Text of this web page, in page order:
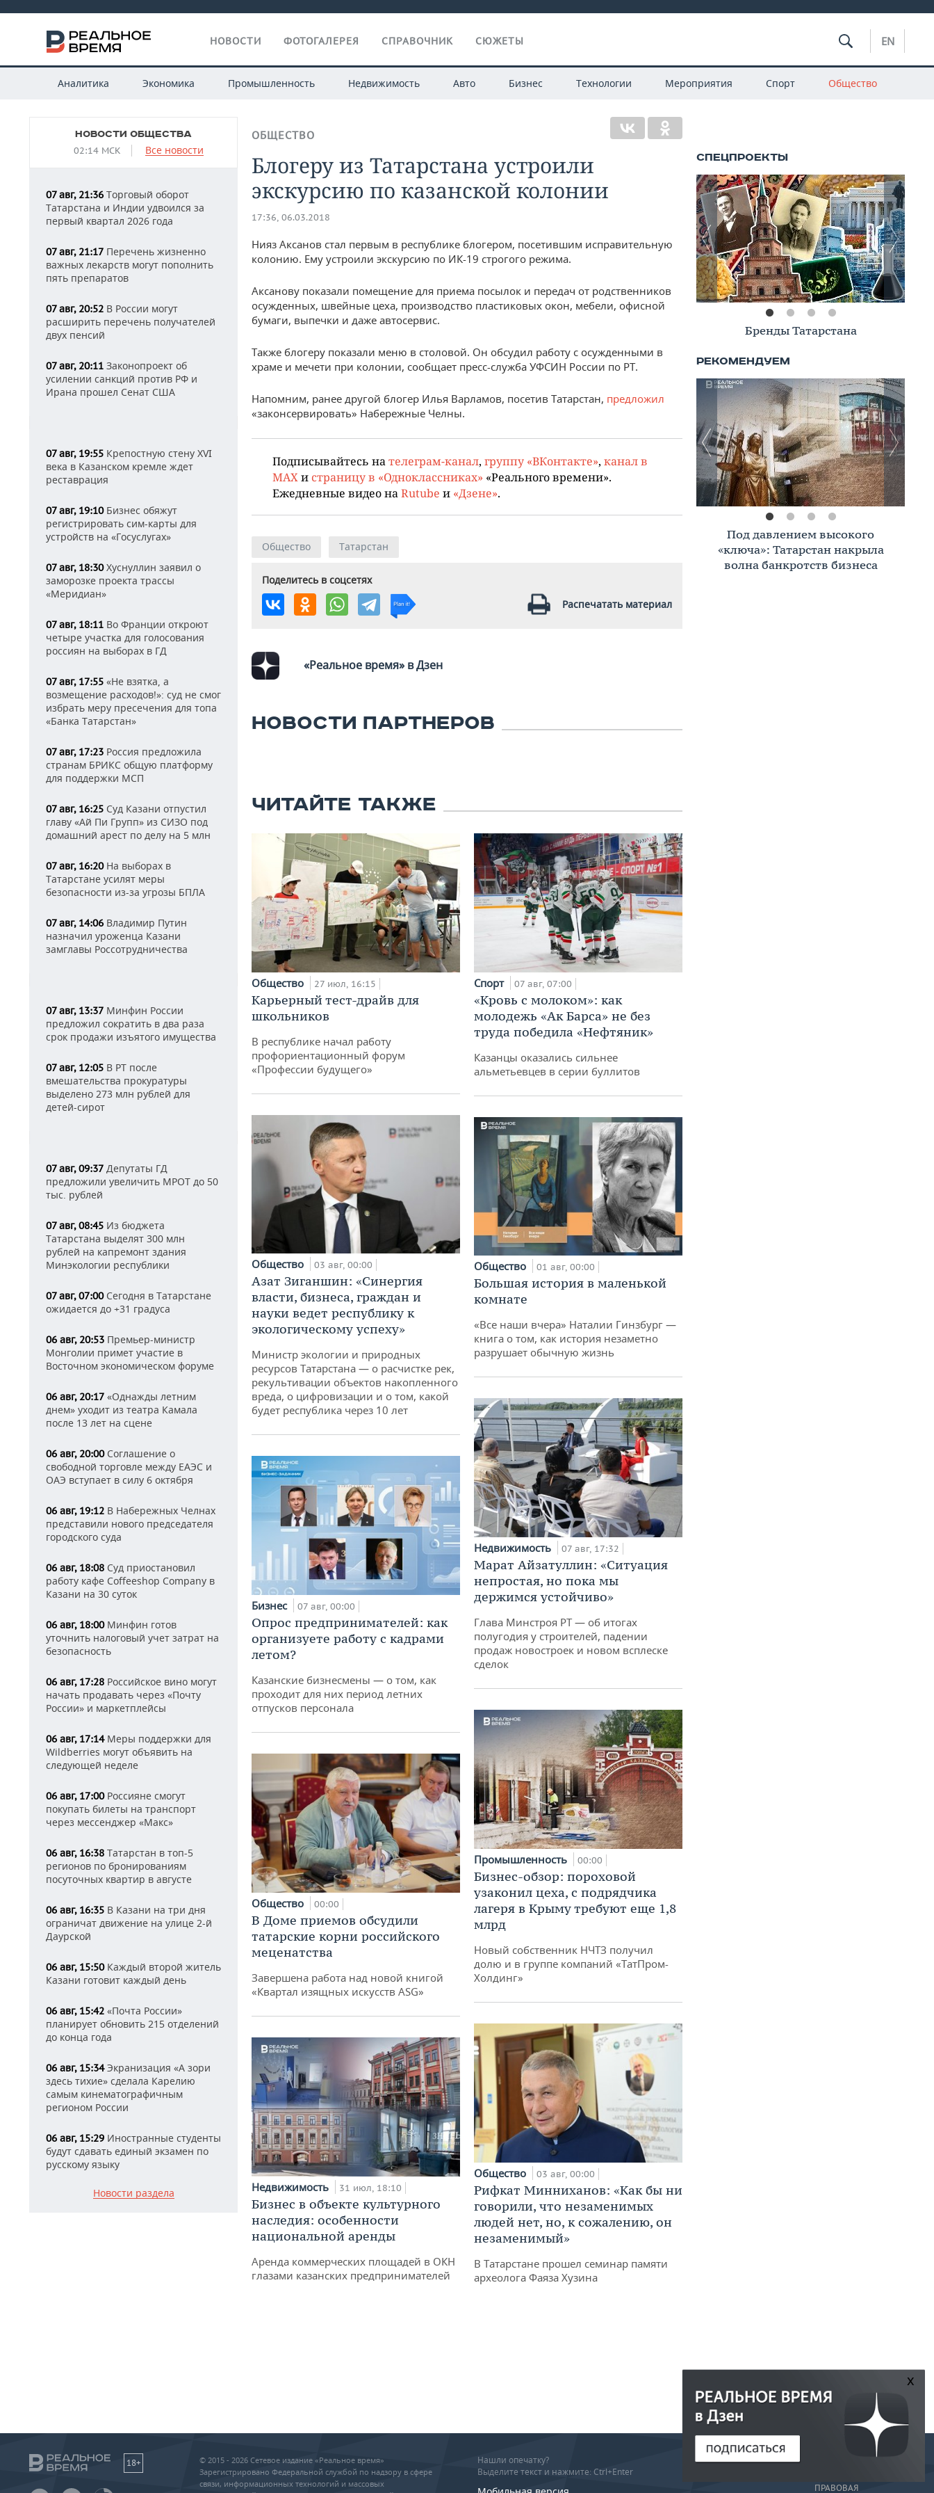
НОВОСТИ ФОТОГАЛЕРЕЯ СПРАВОЧНИК СЮЖЕТЫ EN
Аналитика Экономика Промышленность Недвижимость Авто Бизнес Технологии Мероприятия Спорт Общество
НОВОСТИ ОБЩЕСТВА
02:14 МСК Все новости
07 авг, 21:36 Торговый оборот
Татарстана и Индии удвоился за
первый квартал 2026 года
07 авг, 21:17 Перечень жизненно
важных лекарств могут пополнить
пять препаратов
07 авг, 20:52 В России могут
расширить перечень получателей
двух пенсий
07 авг, 20:11 Законопроект об
усилении санкций против РФ и
Ирана прошел Сенат США
07 авг, 19:55 Крепостную стену XVI
века в Казанском кремле ждет
реставрация
07 авг, 19:10Бизнес обяжут
регистрировать сим-карты для
устройств на «Госуслугах»
07 авг, 18:30Хуснуллин заявил о
заморозке проекта трассы
«Меридиан»
07 авг, 18:11 Во Франции откроют
четыре участка для голосования
россиян на выборах в ГД
07 авг, 17:55 «Не взятка, а
возмещение расходов!»: суд не смог
избрать меру пресечения для топа
«Банка Татарстан»
07 авг, 17:23 Россия предложила
странам БРИКС общую платформу
для поддержки МСП
07 авг, 16:25 Суд Казани отпустил
главу «Ай Пи Групп» из СИЗО под
домашний арест по делу на 5 млн
07 авг, 16:20На выборах в
Татарстане усилят меры
безопасности из-за угрозы БПЛА
07 авг, 14:06 Владимир Путин
назначил уроженца Казани
замглавы Россотрудничества
07 авг, 13:37 Минфин России
предложил сократить в два раза
срок продажи изъятого имущества
07 авг, 12:05 В РТ после
вмешательства прокуратуры
выделено 273 млн рублей для
детей-сирот
07 авг, 09:37 Депутаты ГД
предложили увеличить МРОТ до 50
тыс. рублей
07 авг, 08:45 Из бюджета
Татарстана выделят 300 млн
рублей на капремонт здания
Минэкологии республики
07 авг, 07:00Сегодня в Татарстане
ожидается до +31 градуса
06 авг, 20:53 Премьер-министр
Монголии примет участие в
Восточном экономическом форуме
06 авг, 20:17 «Однажды летним
днем» уходит из театра Камала
после 13 лет на сцене
06 авг, 20:00Соглашение о
свободной торговле между ЕАЭС и
ОАЭ вступает в силу 6 октября
06 авг, 19:12 В Набережных Челнах
представили нового председателя
городского суда
06 авг, 18:08 Суд приостановил
работу кафе Coffeeshop Company в
Казани на 30 суток
06 авг, 18:00Минфин готов
уточнить налоговый учет затрат на
безопасность
06 авг, 17:28 Российское вино могут
начать продавать через «Почту
России» и маркетплейсы
06 авг, 17:14Меры поддержки для
Wildberries могут объявить на
следующей неделе
06 авг, 17:00Россияне смогут
покупать билеты на транспорт
через мессенджер «Макс»
06 авг, 16:38 Татарстан в топ-5
регионов по бронированиям
посуточных квартир в августе
06 авг, 16:35 В Казани на три дня
ограничат движение на улице 2-й
Даурской
06 авг, 15:50Каждый второй житель
Казани готовит каждый день
06 авг, 15:42 «Почта России»
планирует обновить 215 отделений
до конца года
06 авг, 15:34Экранизация «А зори
здесь тихие» сделала Карелию
самым кинематографичным
регионом России
06 авг, 15:29 Иностранные студенты
будут сдавать единый экзамен по
русскому языку
Новости раздела
ОБЩЕСТВО
Блогеру из Татарстана устроили
экскурсию по казанской колонии
17:36, 06.03.2018
Нияз Аксанов стал первым в республике блогером, посетившим исправительную
колонию. Ему устроили экскурсию по ИК-19 строгого режима.
Аксанову показали помещение для приема посылок и передач от родственников
осужденных, швейные цеха, производство пластиковых окон, мебели, офисной
бумаги, выпечки и даже автосервис.
Также блогеру показали меню в столовой. Он обсудил работу с осужденными в
храме и мечети при колонии, сообщает пресс-служба УФСИН России по РТ.
Напомним, ранее другой блогер Илья Варламов, посетив Татарстан, предложил
«законсервировать» Набережные Челны.
Подписывайтесь на телеграм-канал, группу «ВКонтакте», канал в
MAX и страницу в «Одноклассниках» «Реального времени».
Ежедневные видео на Rutube и «Дзене».
Общество Татарстан
Поделитесь в соцсетях
Распечатать материал
«Реальное время» в Дзен
НОВОСТИ ПАРТНЕРОВ
ЧИТАЙТЕ ТАКЖЕ
Общество 27 июл, 16:15
Карьерный тест-драйв для
школьников
В республике начал работу
профориентационный форум
«Профессии будущего»
Общество 03 авг, 00:00
Азат Зиганшин: «Синергия
власти, бизнеса, граждан и
науки ведет республику к
экологическому успеху»
Министр экологии и природных
ресурсов Татарстана — о расчистке рек,
рекультивации объектов накопленного
вреда, о цифровизации и о том, какой
будет республика через 10 лет
Бизнес 07 авг, 00:00
Опрос предпринимателей: как
организуете работу с кадрами
летом?
Казанские бизнесмены — о том, как
проходит для них период летних
отпусков персонала
Общество 00:00
В Доме приемов обсудили
татарские корни российского
меценатства
Завершена работа над новой книгой
«Квартал изящных искусств ASG»
Недвижимость 31 июл, 18:10
Бизнес в объекте культурного
наследия: особенности
национальной аренды
Аренда коммерческих площадей в ОКН
глазами казанских предпринимателей
Спорт 07 авг, 07:00
«Кровь с молоком»: как
молодежь «Ак Барса» не без
труда победила «Нефтяник»
Казанцы оказались сильнее
альметьевцев в серии буллитов
Общество 01 авг, 00:00
Большая история в маленькой
комнате
«Все наши вчера» Наталии Гинзбург —
книга о том, как история незаметно
разрушает обычную жизнь
Недвижимость 07 авг, 17:32
Марат Айзатуллин: «Ситуация
непростая, но пока мы
держимся устойчиво»
Глава Минстроя РТ — об итогах
полугодия у строителей, падении
продаж новостроек и новом всплеске
сделок
Промышленность 00:00
Бизнес-обзор: пороховой
узаконил цеха, с подрядчика
лагеря в Крыму требуют еще 1,8
млрд
Новый собственник НЧТЗ получил
долю и в группе компаний «ТатПром-
Холдинг»
Общество 03 авг, 00:00
Рифкат Минниханов: «Как бы ни
говорили, что незаменимых
людей нет, но, к сожалению, он
незаменимый»
В Татарстане прошел семинар памяти
археолога Фаяза Хузина
Книжная полка
Премиальное жилье в Казани:
тренды, критерии, покупатели в
2026 году
18+
© 2015 - 2026 Сетевое издание «Реальное время»
Зарегистрировано Федеральной службой по надзору в сфере
связи, информационных технологий и массовых
Нашли опечатку?
Выделите текст и нажмите: Ctrl+Enter
ПРАВОВАЯ
x